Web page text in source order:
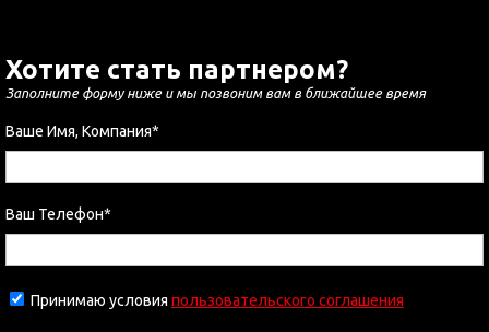
Хотите стать партнером?
Заполните форму ниже и мы позвоним вам в ближайшее время
Ваше Имя, Компания*
Ваш Телефон*
Принимаю условия пользовательского соглашения